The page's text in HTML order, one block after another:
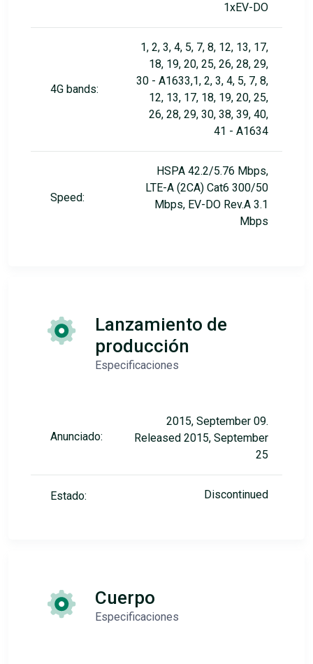
1xEV-DO
4G bands:
1, 2, 3, 4, 5, 7, 8, 12, 13, 17,
18, 19, 20, 25, 26, 28, 29,
30 - A1633,1, 2, 3, 4, 5, 7, 8,
12, 13, 17, 18, 19, 20, 25,
26, 28, 29, 30, 38, 39, 40,
41 - A1634
Speed:
HSPA 42.2/5.76 Mbps,
LTE-A (2CA) Cat6 300/50
Mbps, EV-DO Rev.A 3.1
Mbps
Lanzamiento de
producción
Especificaciones
Anunciado:
2015, September 09.
Released 2015, September
25
Estado: Discontinued
Cuerpo
Especificaciones